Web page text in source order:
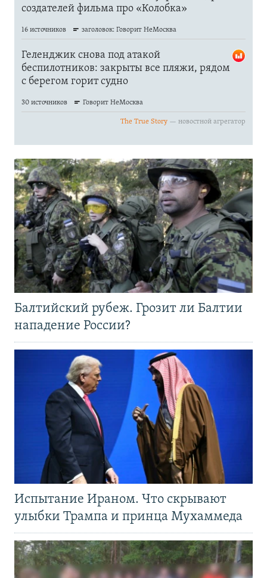
Балтийский рубеж. Грозит ли Балтии
нападение России?
Испытание Ираном. Что скрывают
улыбки Трампа и принца Мухаммеда